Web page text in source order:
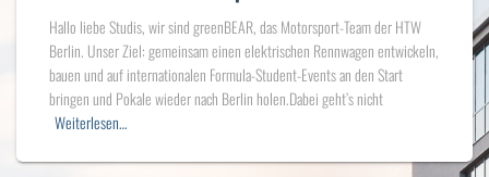
Hallo liebe Studis, wir sind greenBEAR, das Motorsport-Team der HTW
Berlin. Unser Ziel: gemeinsam einen elektrischen Rennwagen entwickeln,
bauen und auf internationalen Formula-Student-Events an den Start
bringen und Pokale wieder nach Berlin holen.Dabei geht’s nicht
Weiterlesen…